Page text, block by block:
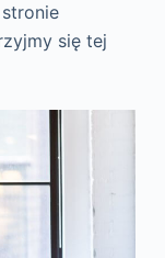
się tej